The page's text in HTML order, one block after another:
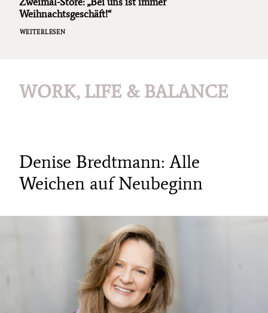
Weihnachtsgeschäft!“
WEITERLESEN
WORK, LIFE & BALANCE
Denise Bredtmann: Alle
Weichen auf Neubeginn